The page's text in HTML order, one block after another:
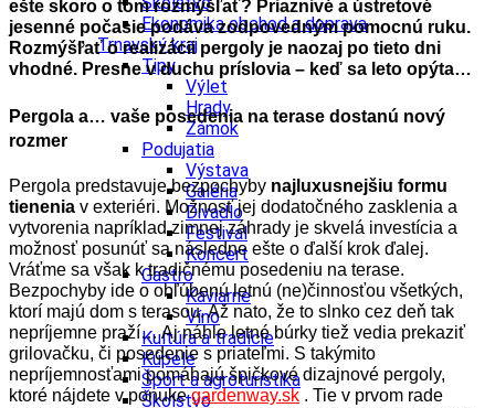
Ekonomika obchod a doprava
Trnavský kraj
Tipy
Výlet
Hrady
Zámok
Podujatia
Výstava
Galéria
Divadlo
Festival
Koncert
Gastro
Kaviarne
Víno
Kultúra a tradície
Kúpele
Šport a agroturistika
Školstvo
ešte skoro o tom rozmýšľať? Priaznivé a ústretové
jesenné počasie podáva zodpovedným pomocnú ruku.
Rozmýšľať o realizácii pergoly je naozaj po tieto dni
vhodné. Presne v duchu príslovia – keď sa leto opýta…
Pergola a… vaše posedenia na terase dostanú nový
rozmer
Pergola predstavuje bezpochyby najluxusnejšiu formu
tienenia v exteriéri. Možnosť jej dodatočného zasklenia a
vytvorenia napríklad zimnej záhrady je skvelá investícia a
možnosť posunúť sa následne ešte o ďalší krok ďalej.
Vráťme sa však k tradičnému posedeniu na terase.
Bezpochyby ide o obľúbenú letnú (ne)činnosťou všetkých,
ktorí majú dom s terasou. Až nato, že to slnko cez deň tak
nepríjemne praží… Aj náhle letné búrky tiež vedia prekaziť
grilovačku, či posedenie s priateľmi. S takýmito
nepríjemnosťami pomáhajú špičkové dizajnové pergoly,
ktoré nájdete v ponukegardenway.sk . Tie v prvom rade